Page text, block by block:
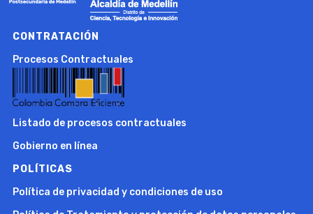
CONTRATACIÓN
Procesos Contractuales
Listado de procesos contractuales
Gobierno en línea
POLÍTICAS
Política de privacidad y condiciones de uso